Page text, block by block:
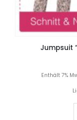
Jumpsuit
Enthält 7%